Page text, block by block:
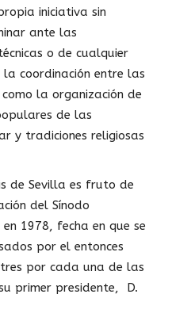
iniciativa sin
ante las
o de cualquier
coordinación entre las
la organización de
de las
y tradiciones religiosas
de Sevilla es fruto de
del Sínodo
1978, fecha en que se
por el entonces
por cada una de las
primer presidente, D.